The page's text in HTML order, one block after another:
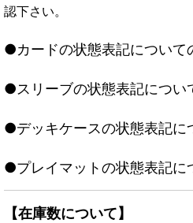
認下さい。
●カードの状態表記について
●スリーブの状態表記につい
●デッキケースの状態表記に
●プレイマットの状態表記に
【在庫数について】